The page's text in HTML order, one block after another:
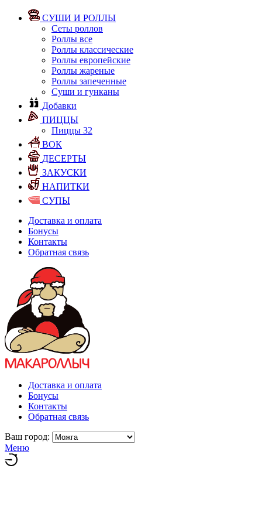
СУШИ И РОЛЛЫ
Сеты роллов
Роллы все
Роллы классические
Роллы европейские
Роллы жареные
Роллы запеченные
Суши и гунканы
Добавки
ПИЦЦЫ
Пиццы 32
ВОК
ДЕСЕРТЫ
ЗАКУСКИ
НАПИТКИ
СУПЫ
Доставка и оплата
Бонусы
Контакты
Обратная связь
Доставка и оплата
Бонусы
Контакты
Обратная связь
Ваш город:
Меню